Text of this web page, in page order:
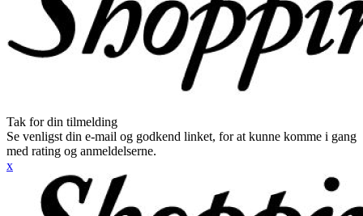
Tak for din tilmelding
Se venligst din e-mail og godkend linket, for at kunne komme i gang
med rating og anmeldelserne.
x